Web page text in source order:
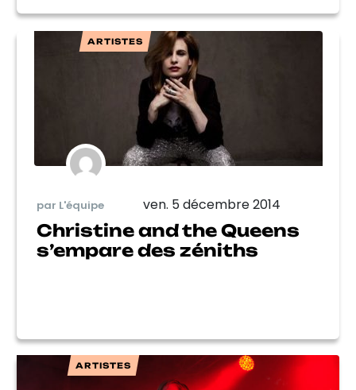
ARTISTES
par L'équipe ven. 5 décembre 2014
Christine and the Queens
s’empare des zéniths
ARTISTES